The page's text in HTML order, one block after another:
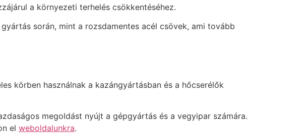
a környezeti terhelés csökkentéséhez.
során, mint a rozsdamentes acél csövek, ami tovább
körben használnak a kazángyártásban és a hőcserélők
megoldást nyújt a gépgyártás és a vegyipar számára.
el weboldalunkra.